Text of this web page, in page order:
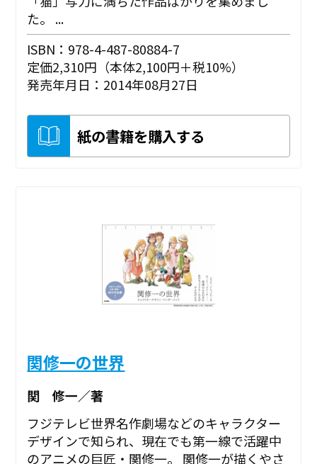
た。 ...
ISBN：978-4-487-80884-7
定価2,310円（本体2,100円＋税10%）
発売年月日：2014年08月27日
紙の書籍を購入する
関修一の世界
関 修一／著
フジテレビ世界名作劇場などのキャラクター
デザインで知られ、現在でも第一線で活躍中
のアニメの巨匠・関修一。 関修一が描くやさ